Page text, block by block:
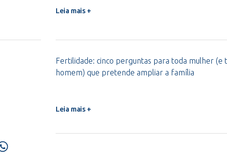
Leia mais +
Fertilidade: cinco perguntas para toda mulher (e
homem) que pretende ampliar a família
Leia mais +